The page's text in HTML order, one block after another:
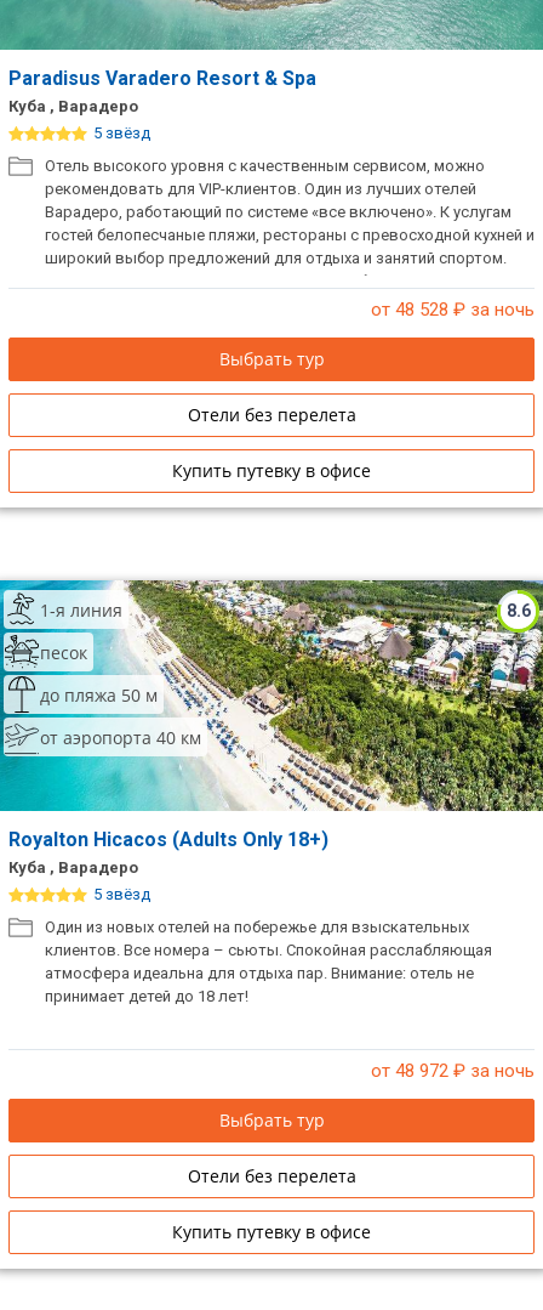
Paradisus Varadero Resort & Spa
Куба , Варадеро
5 звёзд
Отель высокого уровня с качественным сервисом, можно
рекомендовать для VIP-клиентов. Один из лучших отелей
Варадеро, работающий по системе «все включено». К услугам
гостей белопесчаные пляжи, рестораны с превосходной кухней и
широкий выбор предложений для отдыха и занятий спортом.
Прекрасный отель для проведения свадеб и медового месяца.
Также отметим, что отель специализируется на обслуживании
от 48 528 ₽ за ночь
Выбрать тур
Отели без перелета
Купить путевку в офисе
8.6
1-я линия
песок
до пляжа 50 м
от аэропорта 40 км
Royalton Hicacos (Adults Only 18+)
Куба , Варадеро
5 звёзд
Один из новых отелей на побережье для взыскательных
клиентов. Все номера – сьюты. Спокойная расслабляющая
атмосфера идеальна для отдыха пар. Внимание: отель не
принимает детей до 18 лет!
от 48 972 ₽ за ночь
Выбрать тур
Отели без перелета
Купить путевку в офисе